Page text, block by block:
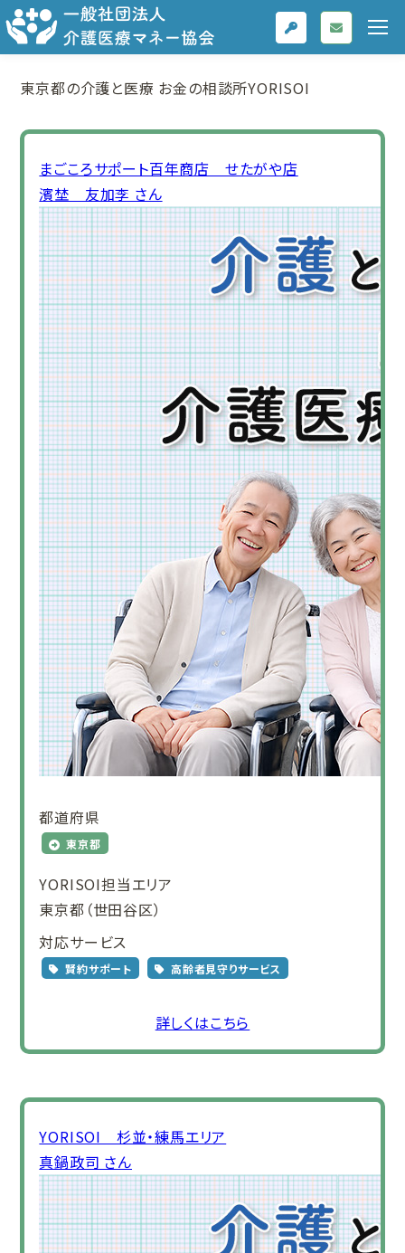
東京都の介護と医療 お金の相談所YORISOI
まごころサポート百年商店 せたがや店
濱埜 友加李 さん
都道府県
東京都
YORISOI担当エリア
東京都（世田谷区）
対応サービス
賢約サポート 高齢者見守りサービス
詳しくはこちら
YORISOI 杉並・練馬エリア
真鍋政司 さん